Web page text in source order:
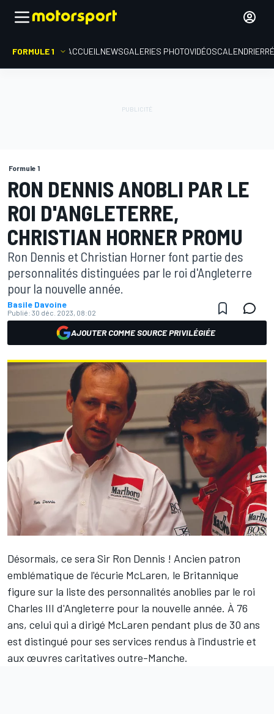
FORMULE 1 ACCUEIL NEWSGALERIES PHOTOVIDÉOSCALENDRIER
Formule 1
RON DENNIS ANOBLI PAR LE
ROI D'ANGLETERRE,
CHRISTIAN HORNER PROMU
Ron Dennis et Christian Horner font partie des
personnalités distinguées par le roi d'Angleterre
pour la nouvelle année.
Basile Davoine
Publié: 30 déc. 2023, 08:02
AJOUTER COMME SOURCE PRIVILÉGIÉE
Désormais, ce sera Sir Ron Dennis ! Ancien patron
emblématique de l'écurie McLaren, le Britannique
figure sur la liste des personnalités anoblies par le roi
Charles III d'Angleterre pour la nouvelle année. À 76
ans, celui qui a dirigé McLaren pendant plus de 30 ans
est distingué pour ses services rendus à l'industrie et
aux œuvres caritatives outre-Manche.